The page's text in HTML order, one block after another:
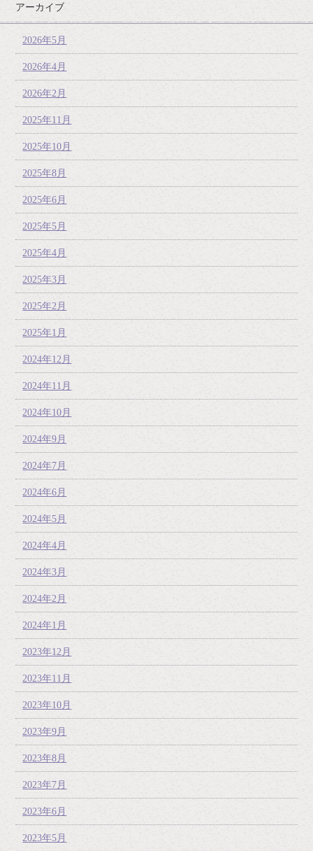
アーカイブ
2026年5月
2026年4月
2026年2月
2025年11月
2025年10月
2025年8月
2025年6月
2025年5月
2025年4月
2025年3月
2025年2月
2025年1月
2024年12月
2024年11月
2024年10月
2024年9月
2024年7月
2024年6月
2024年5月
2024年4月
2024年3月
2024年2月
2024年1月
2023年12月
2023年11月
2023年10月
2023年9月
2023年8月
2023年7月
2023年6月
2023年5月